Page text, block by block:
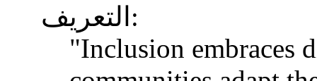
التعريف:
"Inclusion embraces